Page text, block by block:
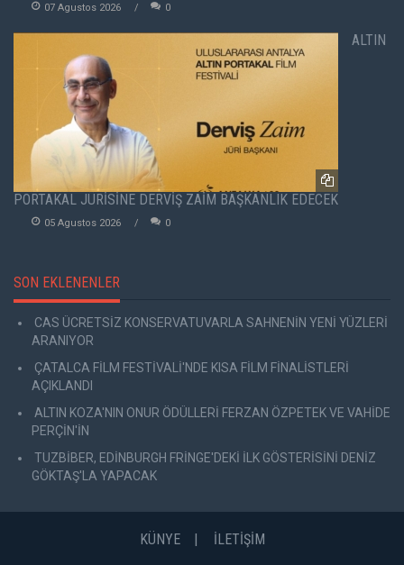
07 Agustos 2026 0
ALTIN
PORTAKAL JÜRİSİNE DERVİŞ ZAİM BAŞKANLIK EDECEK
05 Agustos 2026 0
SON EKLENENLER
CAS ÜCRETSİZ KONSERVATUVARLA SAHNENİN YENİ YÜZLERİ
ARANIYOR
ÇATALCA FİLM FESTİVALİ'NDE KISA FİLM FİNALİSTLERİ
AÇIKLANDI
ALTIN KOZA'NIN ONUR ÖDÜLLERİ FERZAN ÖZPETEK VE VAHİDE
PERÇİN'İN
TUZBİBER, EDİNBURGH FRİNGE'DEKİ İLK GÖSTERİSİNİ DENİZ
GÖKTAŞ'LA YAPACAK
KÜNYE İLETİŞİM